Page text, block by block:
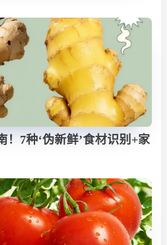
！7种‘伪新鲜’食材识别+家